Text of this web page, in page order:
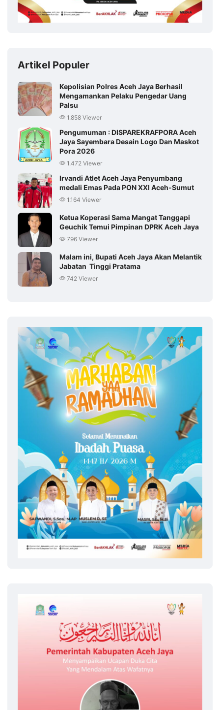
Artikel Populer
Kepolisian Polres Aceh Jaya Berhasil
Mengamankan Pelaku Pengedar Uang
Palsu
1.858 Viewer
Pengumuman : DISPAREKRAFPORA Aceh
Jaya Sayembara Desain Logo Dan Maskot
Pora 2026
1.472 Viewer
Irvandi Atlet Aceh Jaya Penyumbang
medali Emas Pada PON XXI Aceh-Sumut
1.164 Viewer
Ketua Koperasi Sama Mangat Tanggapi
Geuchik Temui Pimpinan DPRK Aceh Jaya
796 Viewer
Malam ini, Bupati Aceh Jaya Akan Melantik
Jabatan Tinggi Pratama
742 Viewer